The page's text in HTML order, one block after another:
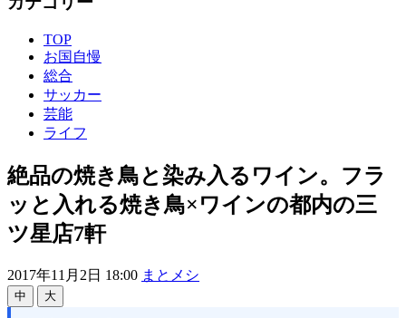
TOP
お国自慢
総合
サッカー
芸能
ライフ
絶品の焼き鳥と染み入るワイン。フラ
ッと入れる焼き鳥×ワインの都内の三
ツ星店7軒
2017年11月2日 18:00 まとメシ
中 大